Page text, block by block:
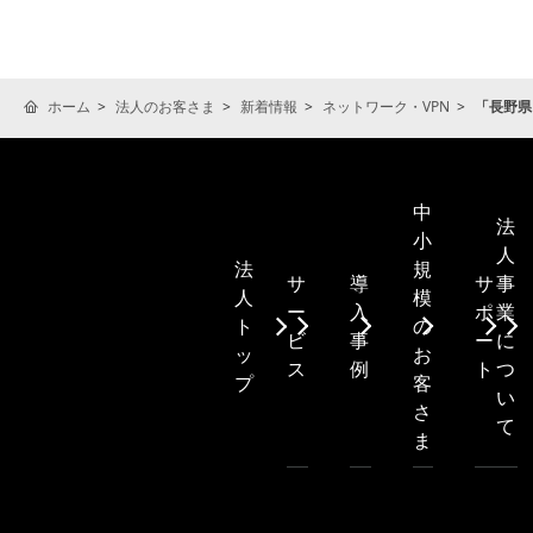
ホーム 法人のお客さま 新着情報 ネットワーク・VPN 「長野
法
人
ト
ッ
プ
サ
ー
ビ
ス
導
入
事
例
中
小
規
模
の
お
客
さ
ま
サ
ポ
ー
ト
法
人
事
業
に
つ
い
て